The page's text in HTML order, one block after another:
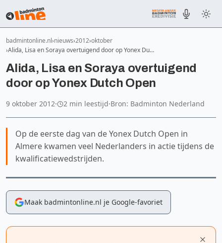
badmintonline.nl nieuws 2012 oktober
Alida, Lisa en Soraya overtuigend door op Yonex Du…
Alida, Lisa en Soraya overtuigend
door op Yonex Dutch Open
9 oktober 2012· 2 min leestijd·Bron: Badminton Nederland
Op de eerste dag van de Yonex Dutch Open in
Almere kwamen veel Nederlanders in actie tijdens de
kwalificatiewedstrijden.
Maak badmintonline.nl je Google-favoriet